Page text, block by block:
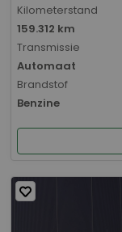
Kilometerstand
159.312 km
Transmissie
Automaat
Brandstof
Benzine